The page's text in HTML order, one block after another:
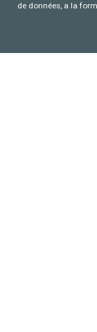
de données, a la